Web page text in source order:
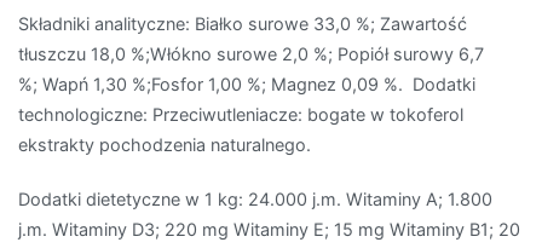
Składniki analityczne: Białko surowe 33,0 %; Zawartość
tłuszczu 18,0 %;Włókno surowe 2,0 %; Popiół surowy 6,7
%; Wapń 1,30 %;Fosfor 1,00 %; Magnez 0,09 %. Dodatki
technologiczne: Przeciwutleniacze: bogate w tokoferol
ekstrakty pochodzenia naturalnego.
Dodatki dietetyczne w 1 kg: 24.000 j.m. Witaminy A; 1.800
j.m. Witaminy D3; 220 mg Witaminy E; 15 mg Witaminy B1; 20